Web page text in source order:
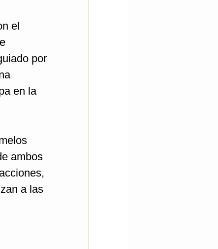
el
por
en la
ambos
a las